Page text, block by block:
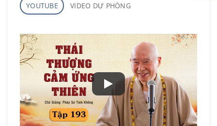
YOUTUBE VIDEO DỰ PHÒNG